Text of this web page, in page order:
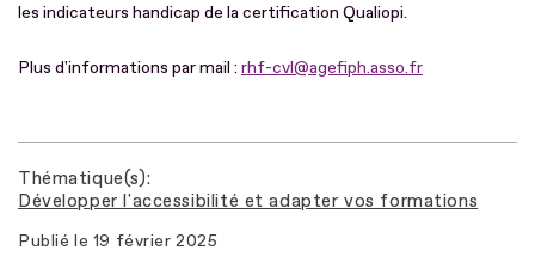
les indicateurs handicap de la certification Qualiopi.
Plus d'informations par mail : rhf-cvl@agefiph.asso.fr
Thématique(s)
Développer l'accessibilité et adapter vos formations
Publié le 19 février 2025